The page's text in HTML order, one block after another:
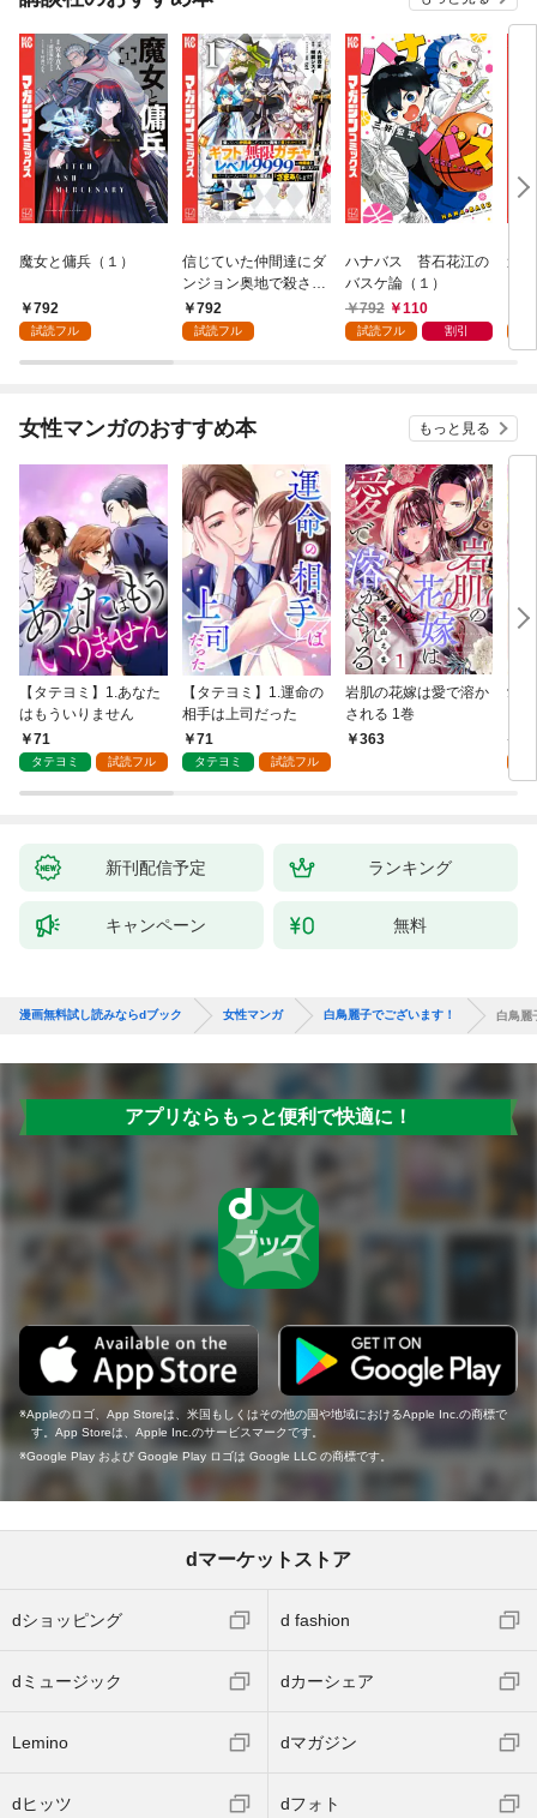
魔女と傭兵（１）
792
試読フル
信じていた仲間達にダ
ンジョン奥地で殺され
かけたがギフト『無限
ガチャ』でレベル９９
『ざまぁ！』します！
（１）
792
試読フル
ハナバス 苔石花江の
バスケ論（１）
792
110
試読フル 割引
追
強
～
（
女性マンガのおすすめ本 もっと見る
【タテヨミ】1.あなた
はもういりません
71
タテヨミ 試読フル
【タテヨミ】1.運命の
相手は上司だった
71
タテヨミ 試読フル
岩肌の花嫁は愛で溶か
される 1巻
363
愛
新刊配信予定 ランキング
キャンペーン 無料
漫画無料試し読みならdブック 女性マンガ 白鳥麗子でございます！ 白鳥麗
アプリならもっと便利で快適に！
Appleのロゴ、App Storeは、米国もしくはその他の国や地域におけるApple Inc.の商標で
す。App Storeは、Apple Inc.のサービスマークです。
Google Play および Google Play ロゴは Google LLC の商標です。
dマーケットストア
dショッピング d fashion
dミュージック dカーシェア
Lemino dマガジン
dヒッツ dフォト